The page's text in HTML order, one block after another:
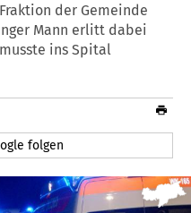
der Gemeinde
Mann erlitt dabei
ins Spital
folgen